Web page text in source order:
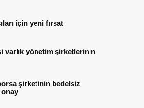
için yeni fırsat
varlık yönetim şirketlerinin
şirketinin bedelsiz